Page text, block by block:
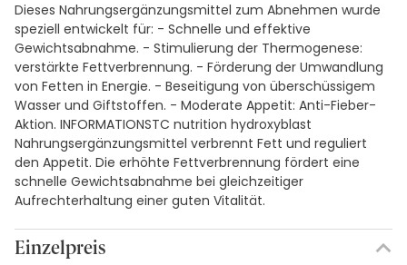
Dieses Nahrungsergänzungsmittel zum Abnehmen wurde
speziell entwickelt für: - Schnelle und effektive
Gewichtsabnahme. - Stimulierung der Thermogenese:
verstärkte Fettverbrennung. - Förderung der Umwandlung
von Fetten in Energie. - Beseitigung von überschüssigem
Wasser und Giftstoffen. - Moderate Appetit: Anti-Fieber-
Aktion. INFORMATIONSTC nutrition hydroxyblast
Nahrungsergänzungsmittel verbrennt Fett und reguliert
den Appetit. Die erhöhte Fettverbrennung fördert eine
schnelle Gewichtsabnahme bei gleichzeitiger
Aufrechterhaltung einer guten Vitalität.
Einzelpreis